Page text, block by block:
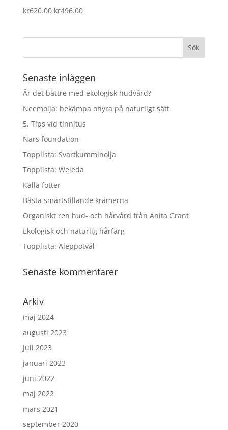
kr620.00 Det
kr620.00.
kr496.00Det
kr496.00.
Senaste inläggen
Är det bättre med ekologisk hudvård?
Neemolja: bekämpa ohyra på naturligt sätt
5. Tips vid tinnitus
Nars foundation
Topplista: Svartkumminolja
Topplista: Weleda
Kalla fötter
Bästa smärtstillande krämerna
Organiskt ren hud- och hårvård från Anita Grant
Ekologisk och naturlig hårfärg
Topplista: Aleppotvål
Senaste kommentarer
Arkiv
maj 2024
augusti 2023
juli 2023
januari 2023
juni 2022
maj 2022
mars 2021
september 2020